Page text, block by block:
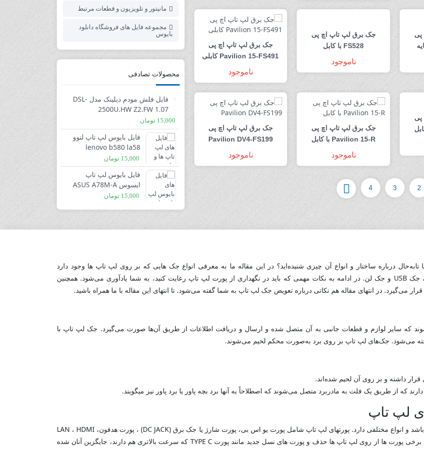
پی
جک برق لپ تاپ اچ پی
FS528 با کابل
ناموجود
جک برق لپ تاپ اچ پی
Pavilion 15-FS491 کابلی
ناموجود
پی
جک برق لپ تاپ اچ پی
Pavilion 15-R با کابل
ناموجود
جک برق لپ تاپ اچ پی
Pavilion DV4-FS199
ناموجود
2
3
4
مانیتور و تلویزیون و قطعات مرتبط
مجموعه فایل های فروشگاه دانلود
بایوس
محصولات تصادفی
فایل فلش مودم دیلینک مدل DSL-
2500U.HW Z2.FW 1.07
15,000 تومان
فایل بایوس لپ تاپ لنوو
lenovo b580 la58
11273-1 48.4te01.011 -
ver 09 8 mb
15,000 تومان
فایل بایوس لپ تاپ
ایسوس ASUS A78M-A
Bios-Ver 1801
15,000 تومان
درباره ساختار و انواع آن چیزی شنیده‌اید؟ در این مقاله ما به معرفی انواع جک هایی که بر روی لپ تاپ ها وجود دارد
می‌پردازیم و با انواع آن شما را آشنا می‌کنیم؛ مانند جک پاور، جک USB و جک لن. در ادامه به نکات مهمی که باید در نگهداری از پورت لپ تاپ رعایت کنید، به شما یادآوری می‌شود. همچنین
در انتهای مقاله هم نکاتی درباره تعویض جک لپ تاپ به شما گفته می‌شود. تا انتهای این مقاله با ما همراه باشید.
سایر لوازم و قطعات جانبی به آن متصل شده و ارسال و دریافت اطلاعات از طریق آن‌ها صورت می‌گیرد. جک لپ تاپ با
می‌شود. جک‌های لپ تاپ بر روی برد به‌صورت محکم لحیم می‌شوند.
داشته و بر روی آن لحیم شده‌اند.
که از طریق یک فلت به مادربرد متصل می‌شوند که اصطلاحاً به آنها برد بچه پاور یا برد پاور نیز میگویند.
لپ تاپ
تنوع پورت هایی که در لپ تاپ ها وجود دارد بسیار متفاوت می‌باشد و انواع مختلفی دارد. پورتهای لپ تاپ شامل پورت یو اس بی، پورت شارژ یا جک برق (DC JACK) ، پورت هدفون، LAN ، HDMI
میباشد همچنین در گذر زمان و با آمدن لپ تاپ های نسل جدید برخی پورت ها از روی لپ تاپ ها حذف و پورت های نسل جدید مانند پورت TYPE C که سرعت بالاتری هم دارند، جایگزین آنان شده